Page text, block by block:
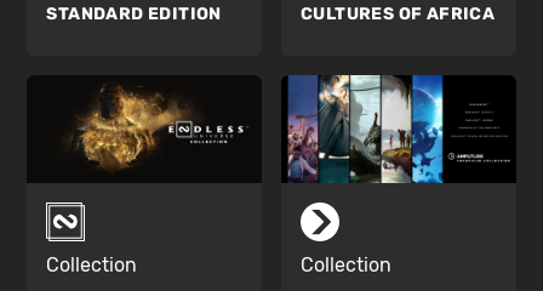
STANDARD EDITION
CULTURES OF AFRICA
Collection Collection